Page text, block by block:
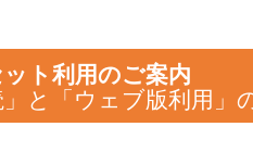
ット利用のご案内
」と「ウェブ版利用